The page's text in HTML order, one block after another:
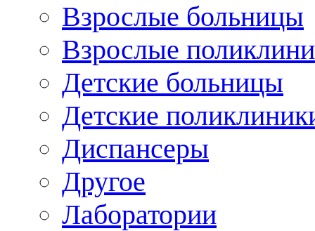
Взрослые больницы
Взрослые
Детские больницы
Детские
Диспансеры
Другое
Лаборатории